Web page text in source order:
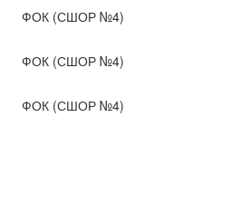
ФОК (СШОР №4)
ФОК (СШОР №4)
ФОК (СШОР №4)